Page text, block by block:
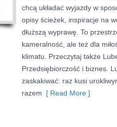
chcą układać wyjazdy w
opisy ścieżek, inspiracje na
dłuższą wyprawę. To
kameralność, ale też dla
klimatu. Przeczytaj także
Przedsiębiorczość i biznes.
zaskakiwać: raz kusi
razem [ Read More ]